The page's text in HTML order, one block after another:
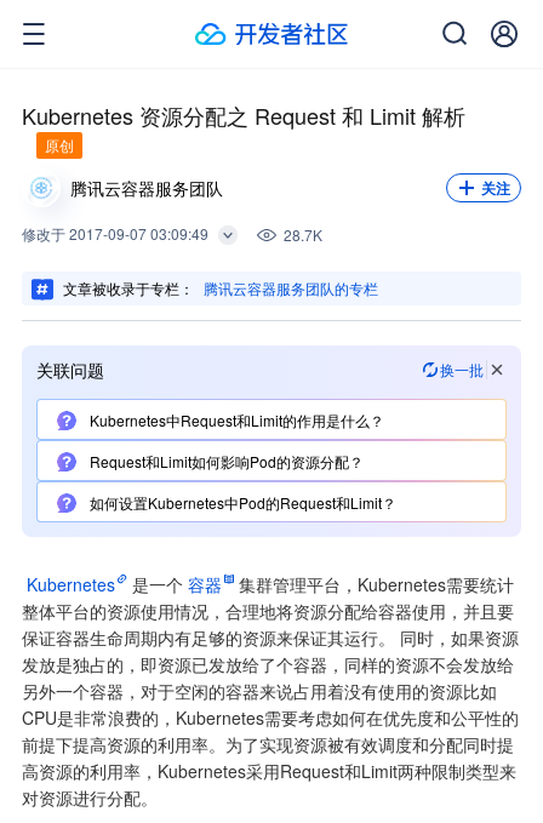
Kubernetes 资源分配之 Request 和 Limit 解析
原创
腾讯云容器服务团队 关注
修改于2017-09-07 03:09:49 28.7K
文章被收录于专栏： 腾讯云容器服务团队的专栏
关联问题 换一批
Kubernetes中Request和Limit的作用是什么？
Request和Limit如何影响Pod的资源分配？
如何设置Kubernetes中Pod的Request和Limit？
Kubernetes 是一个 容器
集群管理平台，Kubernetes需要统计
整体平台的资源使用情况，合理地将资源分配给容器使用，并且要
保证容器生命周期内有足够的资源来保证其运行。 同时，如果资源
发放是独占的，即资源已发放给了个容器，同样的资源不会发放给
另外一个容器，对于空闲的容器来说占用着没有使用的资源比如
CPU是非常浪费的，Kubernetes需要考虑如何在优先度和公平性的
前提下提高资源的利用率。为了实现资源被有效调度和分配同时提
高资源的利用率，Kubernetes采用Request和Limit两种限制类型来
对资源进行分配。